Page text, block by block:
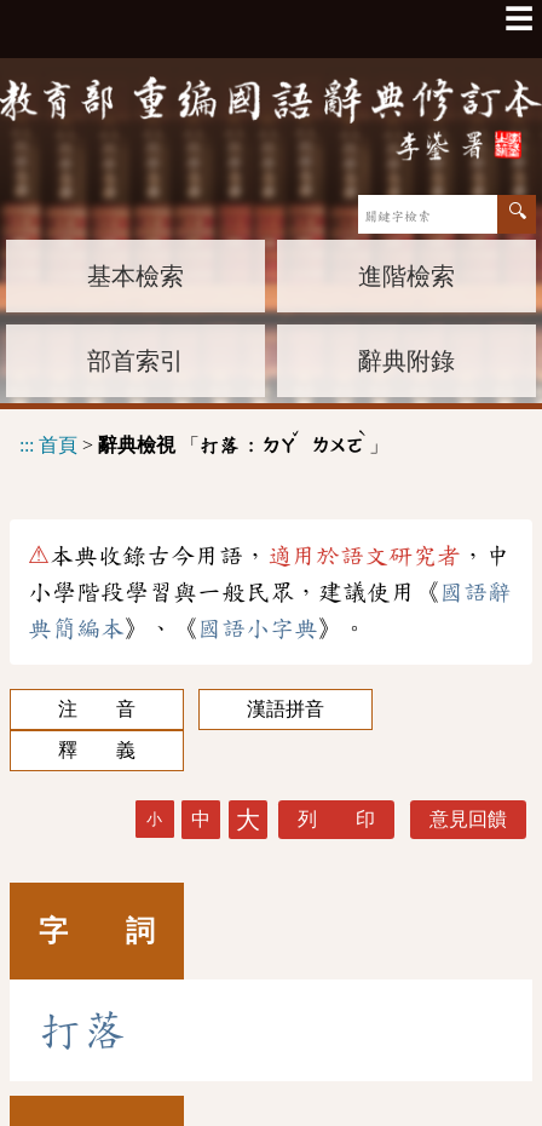
☰
基本檢索 進階檢索
部首索引 辭典附錄
::: 首頁 > 辭典檢視「 打落 : ㄉㄚ
ˇ
ㄌㄨㄛ
ˋ
」
⚠本典收錄古今用語， 適用於語文研究者 ，中
小學階段學習與一般民眾，建議使用《 國語辭
典簡編本》、《 國語小字典》。
注 音
漢語拼音
釋 義
小 中 大 列 印 意見回饋
字 詞
打 落